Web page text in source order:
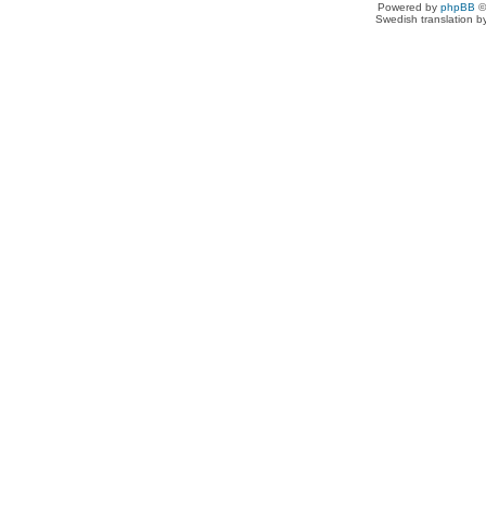
Powered by phpBB
Swedish translation